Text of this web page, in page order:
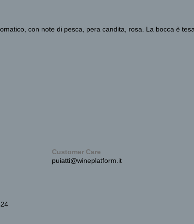
con note di pesca, pera candita, rosa. La bocca è
Customer Care
puiatti@wineplatform.it